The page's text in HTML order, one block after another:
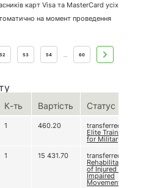
карт Visa та MasterCard усіх
на момент проведення
52 53 54 60
К-ть Вартість Статус
1 460.20 transferred to
Elite Training
for Military
1 15 431.70 transferred to
Rehabilitation
of Injured with
Impaired
Movement